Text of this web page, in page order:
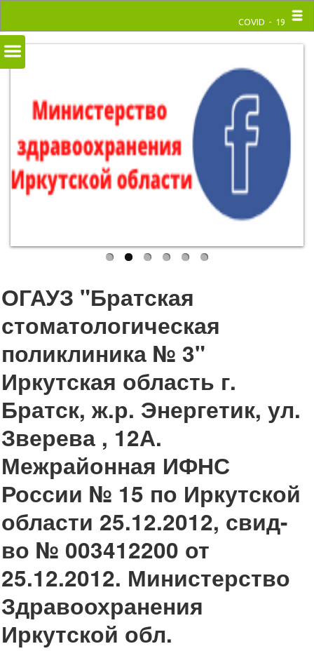
COVID - 19
ОГАУЗ "Братская
стоматологическая
поликлиника № 3"
Иркутская область г.
Братск, ж.р. Энергетик, ул.
Зверева , 12А.
Межрайонная ИФНС
России № 15 по Иркутской
области 25.12.2012, свид-
во № 003412200 от
25.12.2012. Министерство
Здравоохранения
Иркутской обл.